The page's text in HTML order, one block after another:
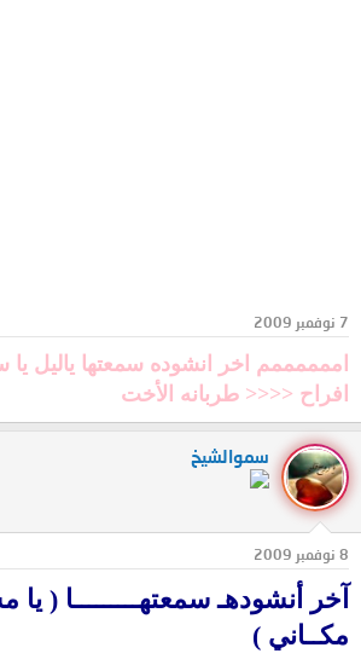
7 نوفمبر 2009
اممممممم اخر انشوده سمعتها ياليل
افراح <<<< طربانه الأخت
سموالشيخ
8 نوفمبر 2009
آخر أنشودهـ سمعتهـــــــــا (
مكــاني )